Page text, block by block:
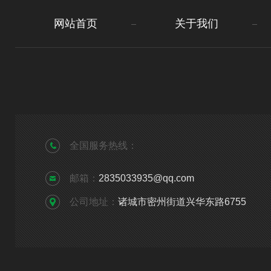
网站首页 关于我们
全国服务热线：
邮箱： 2835033935@qq.com
公司地址： 诸城市密州街道兴华东路6755